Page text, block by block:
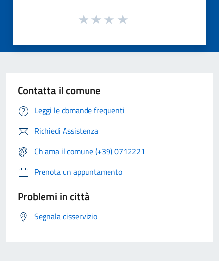
Contatta il comune
Leggi le domande frequenti
Richiedi Assistenza
Chiama il comune (+39) 0712221
Prenota un appuntamento
Problemi in città
Segnala disservizio